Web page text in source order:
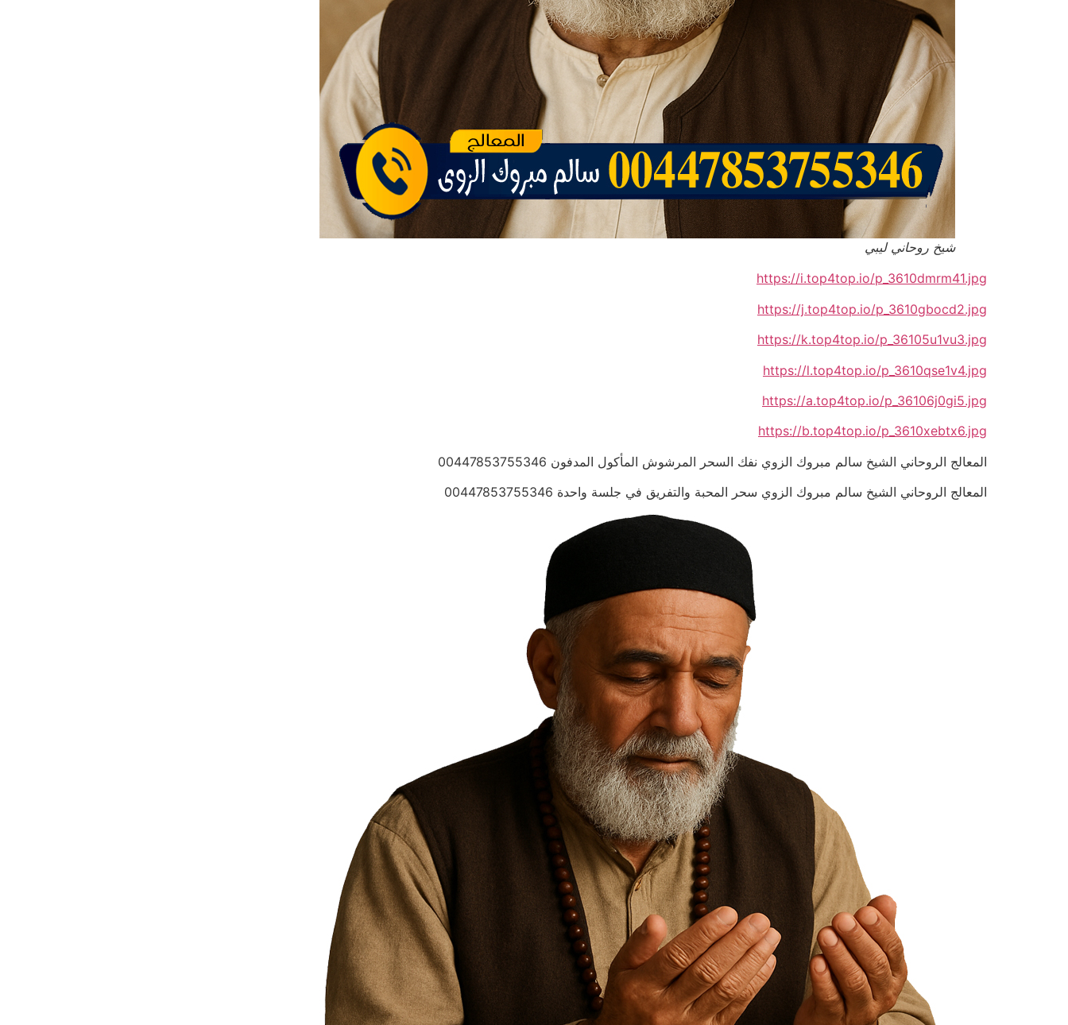
شيخ روحاني ليبي
https://i.top4top.io/p_3610dmrm41.jpg
https://j.top4top.io/p_3610gbocd2.jpg
https://k.top4top.io/p_36105u1vu3.jpg
https://l.top4top.io/p_3610qse1v4.jpg
https://a.top4top.io/p_36106j0gi5.jpg
https://b.top4top.io/p_3610xebtx6.jpg
المعالج الروحاني الشيخ سالم مبروك الزوي نفك السحر المرشوش المأكول المدفون 00447853755346
المعالج الروحاني الشيخ سالم مبروك الزوي سحر المحبة والتفريق في جلسة واحدة 00447853755346